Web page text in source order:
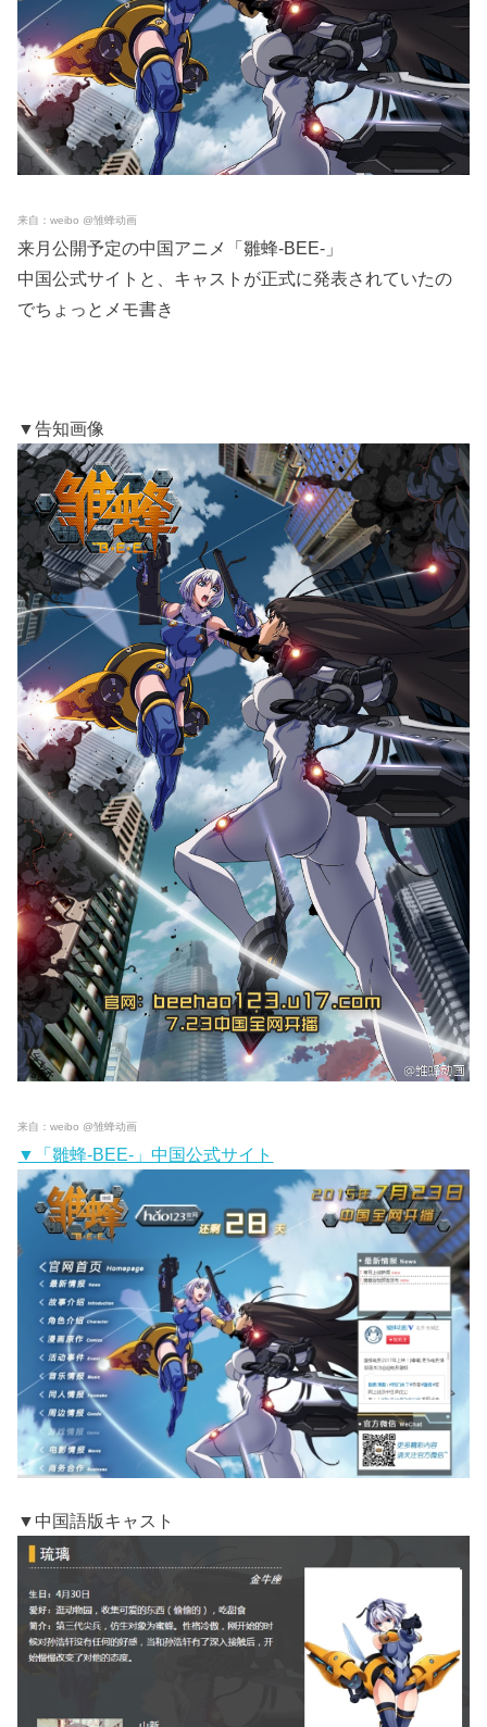
来自：weibo @雏蜂动画
来月公開予定の中国アニメ「雛蜂-BEE-」
中国公式サイトと、キャストが正式に発表されていたの
でちょっとメモ書き
▼告知画像
来自：weibo @雏蜂动画
▼「雛蜂-BEE-」中国公式サイト
▼中国語版キャスト